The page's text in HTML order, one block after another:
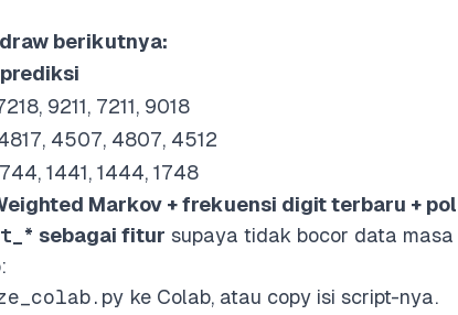
berikutnya:
9211, 7211, 9018
4507, 4807, 4512
1441, 1444, 1748
Markov + frekuensi digit terbaru +
sebagai fitur supaya tidak bocor data masa
ke Colab, atau copy isi script-nya.